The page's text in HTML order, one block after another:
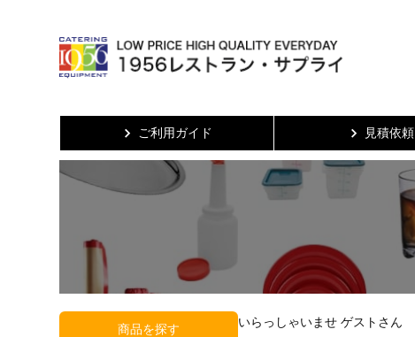
ご利用ガイド 見積依頼
商品を探す
いらっしゃいませ ゲストさん